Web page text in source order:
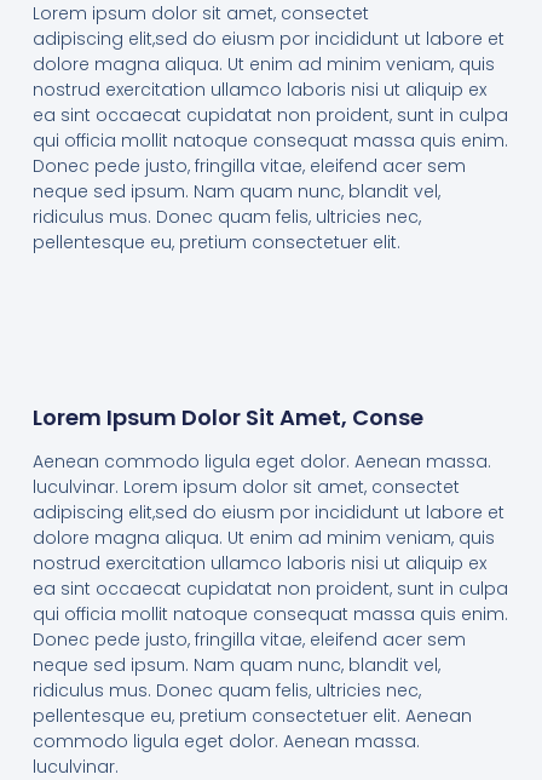
Lorem ipsum dolor sit amet, consectet
adipiscing elit,sed do eiusm por incididunt ut labore et
dolore magna aliqua. Ut enim ad minim veniam, quis
nostrud exercitation ullamco laboris nisi ut aliquip ex
ea sint occaecat cupidatat non proident, sunt in culpa
qui officia mollit natoque consequat massa quis enim.
Donec pede justo, fringilla vitae, eleifend acer sem
neque sed ipsum. Nam quam nunc, blandit vel,
ridiculus mus. Donec quam felis, ultricies nec,
pellentesque eu, pretium consectetuer elit.
Lorem Ipsum Dolor Sit Amet, Conse
Aenean commodo ligula eget dolor. Aenean massa.
luculvinar. Lorem ipsum dolor sit amet, consectet
adipiscing elit,sed do eiusm por incididunt ut labore et
dolore magna aliqua. Ut enim ad minim veniam, quis
nostrud exercitation ullamco laboris nisi ut aliquip ex
ea sint occaecat cupidatat non proident, sunt in culpa
qui officia mollit natoque consequat massa quis enim.
Donec pede justo, fringilla vitae, eleifend acer sem
neque sed ipsum. Nam quam nunc, blandit vel,
ridiculus mus. Donec quam felis, ultricies nec,
pellentesque eu, pretium consectetuer elit. Aenean
commodo ligula eget dolor. Aenean massa.
luculvinar.